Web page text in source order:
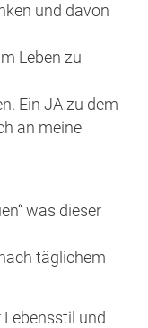
und davon
Leben zu
Ein JA zu dem
an meine
was dieser
täglichem
und